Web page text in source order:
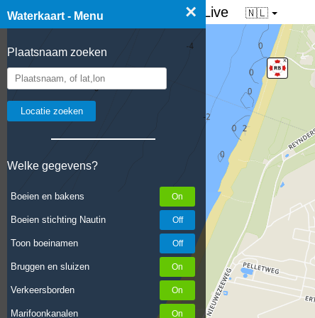
Waterkaart - Menu ×
Plaatsnaam zoeken
Welke gegevens?
Boeien en bakens
Boeien stichting Nautin
Toon boeinamen
Bruggen en sluizen
Verkeersborden
Marifoonkanalen
☰ Waterkaart van Nederland - Live 🇳🇱